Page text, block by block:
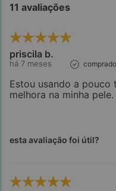
11 avaliações
priscila b.
há 7 meses
Estou usando a pouco
melhora na minha pele.
esta avaliação foi útil?